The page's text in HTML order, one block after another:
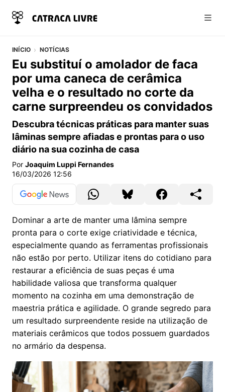
INÍCIO NOTÍCIAS
Eu substituí o amolador de faca
por uma caneca de cerâmica
velha e o resultado no corte da
carne surpreendeu os convidados
Descubra técnicas práticas para manter suas
lâminas sempre afiadas e prontas para o uso
diário na sua cozinha de casa
Por Joaquim Luppi Fernandes
16/03/2026 12:56
Dominar a arte de manter uma lâmina sempre
pronta para o corte exige criatividade e técnica,
especialmente quando as ferramentas profissionais
não estão por perto. Utilizar itens do cotidiano para
restaurar a eficiência de suas peças é uma
habilidade valiosa que transforma qualquer
momento na cozinha em uma demonstração de
maestria prática e agilidade. O grande segredo para
um resultado surpreendente reside na utilização de
materiais cerâmicos que todos possuem guardados
no armário da despensa.